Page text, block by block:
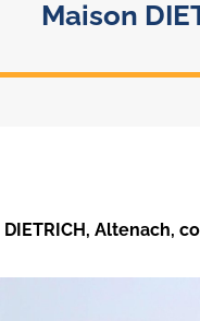
Maison
DIETRICH, Altenach,